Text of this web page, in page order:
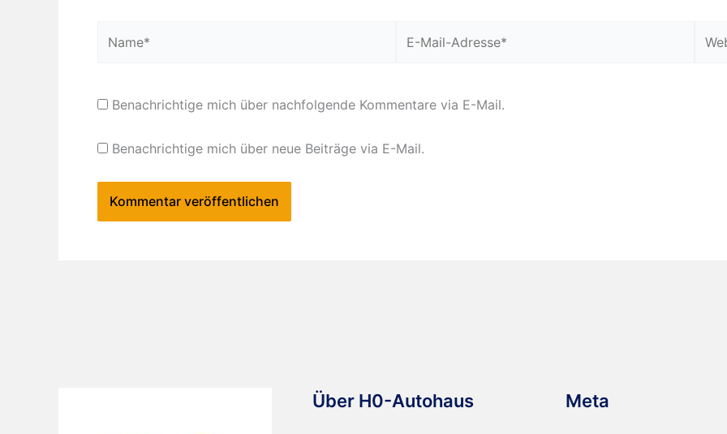
Mail-
Benachrichtige mich über nachfolgende Kommentare via E-Mail.
Benachrichtige mich über neue Beiträge via E-Mail.
Über H0-Autohaus Meta